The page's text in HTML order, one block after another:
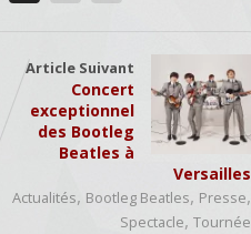
Article Suivant
Concert
exceptionnel
des Bootleg
Beatles à
Versailles
Actualités, Bootleg Beatles, Presse,
Spectacle, Tournée